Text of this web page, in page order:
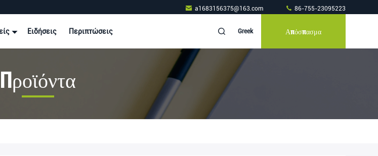
a1683156375@163.com 86-755-23095223
Ειδήσεις Περιπτώσεις Greek Απόσπασμα
Προϊόντα